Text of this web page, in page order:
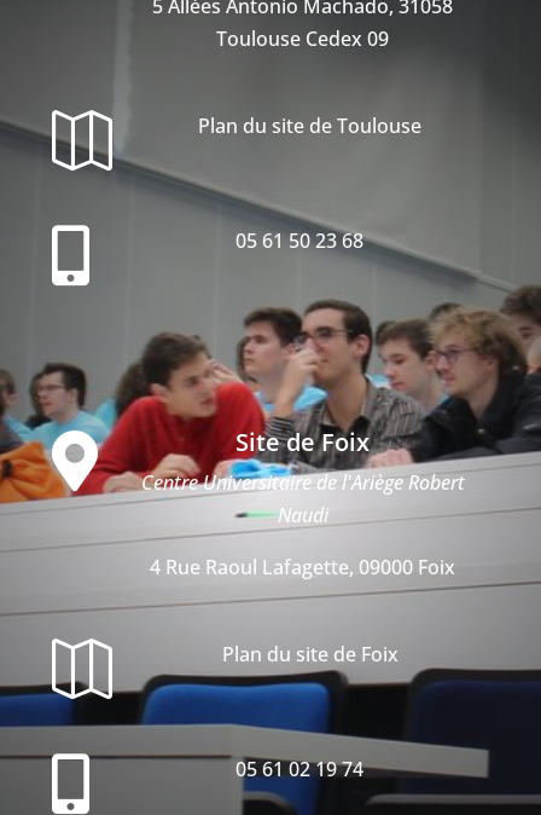
5 Allées Antonio Machado, 31058
Toulouse Cedex 09
 Plan du site de Toulouse
 05 61 50 23 68
 Site de Foix
Centre Universitaire de l'Ariège Robert
Naudi
4 Rue Raoul Lafagette, 09000 Foix
 Plan du site de Foix
 05 61 02 19 74